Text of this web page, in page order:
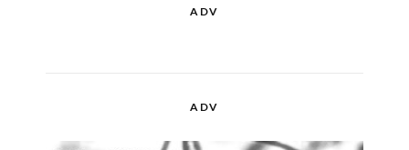
ADV
ADV